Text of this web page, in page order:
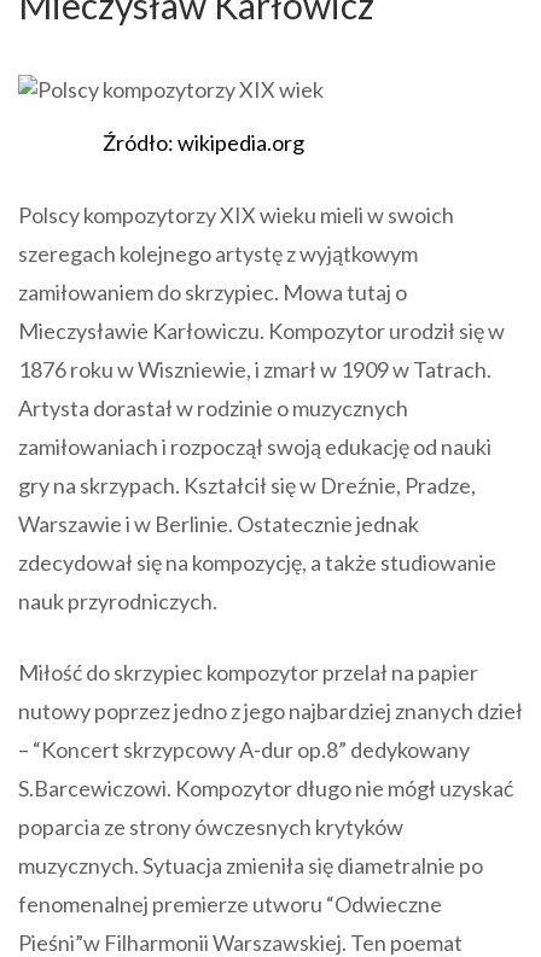
Źródło: wikipedia.org
Polscy kompozytorzy XIX wieku mieli w swoich
szeregach kolejnego artystę z wyjątkowym
zamiłowaniem do skrzypiec. Mowa tutaj o
Mieczysławie Karłowiczu. Kompozytor urodził się w
1876 roku w Wiszniewie, i zmarł w 1909 w Tatrach.
Artysta dorastał w rodzinie o muzycznych
zamiłowaniach i rozpoczął swoją edukację od nauki
gry na skrzypach. Kształcił się w Dreźnie, Pradze,
Warszawie i w Berlinie. Ostatecznie jednak
zdecydował się na kompozycję, a także studiowanie
nauk przyrodniczych.
Miłość do skrzypiec kompozytor przelał na papier
nutowy poprzez jedno z jego najbardziej znanych dzieł
– “Koncert skrzypcowy A-dur op.8” dedykowany
S.Barcewiczowi. Kompozytor długo nie mógł uzyskać
poparcia ze strony ówczesnych krytyków
muzycznych. Sytuacja zmieniła się diametralnie po
fenomenalnej premierze utworu “Odwieczne
Pieśni”w Filharmonii Warszawskiej. Ten poemat